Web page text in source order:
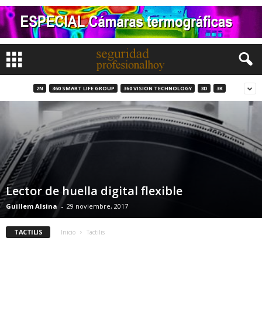
2N 360 SMART LIFE GROUP 360 VISION TECHNOLOGY 3D 3K
Lector de huella digital flexible
Guillem Alsina - 29 noviembre, 2017
TACTILIS Inicio Tactilis